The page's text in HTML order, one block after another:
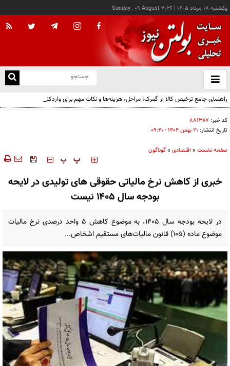
يکشنبه ۱۸ مرداد ۱۴۰۵ |
Sunday , 09 August 2026
باز
و
راهنمای جامع ترخیص کالا از گمرک؛ مراحل، هزینه‌ها و نکات مهم برای واردکنندگان
کد خبر: ۸۸۱۳۸۷
تاریخ انتشار: ۲۱ بهمن ۱۴۰۴ - ۰۹:۴۱
صفحه نخست » اقتصادی »گوناگون
‍‍‍ پ پ
خبری از کاهش نرخ مالیاتی حقوقی های تولیدی در لایحه
بودجه سال ۱۴۰۵ نیست
در لایحه بودجه سال ۱۴۰۵، به موضوع کاهش ۵ واحد درصدی نرخ مالیات
موضوع ماده (۱۰۵) قانون مالیات‌های مستقیم اشخاص...